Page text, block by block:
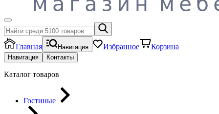
Главная Навигация Избранное Корзина
Навигация Контакты
Каталог товаров
Гостиные